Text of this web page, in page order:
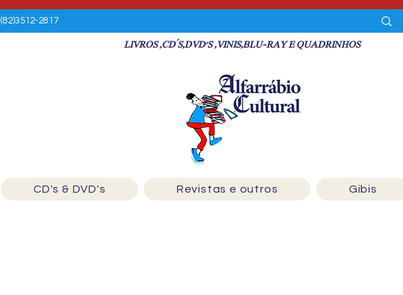
(82)3512-2817
LIVROS ,CD´S,DVD'S ,VINIS,BLU-RAY E QUADRINHOS
CD's & DVD's Revistas e outros Gibis